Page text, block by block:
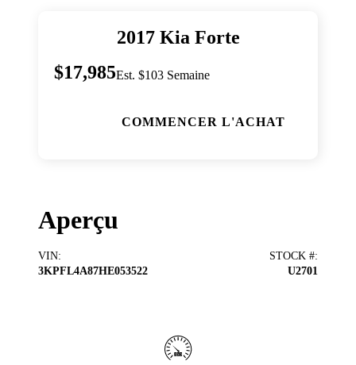
2017 Kia Forte
$17,985Est. $103 Semaine
COMMENCER L'ACHAT
Aperçu
VIN:
3KPFL4A87HE053522
STOCK #:
U2701